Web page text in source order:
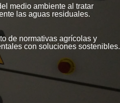
medio ambiente al tratar
las aguas residuales.
de normativas agrícolas y
con soluciones sostenibles.